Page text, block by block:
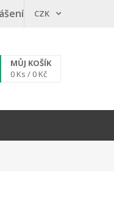
CZK
MŮJ KOŠÍK
0 Ks / 0 Kč